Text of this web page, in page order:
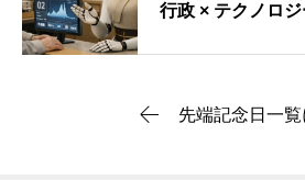
行政 × テクノロジ
先端記念日一覧